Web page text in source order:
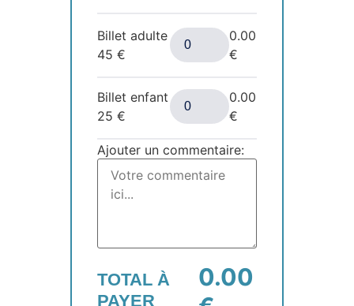
Billet adulte
45€
0.00
€
Billet enfant
25€
0.00
€
Ajouter un commentaire:
TOTAL À
PAYER
0.00